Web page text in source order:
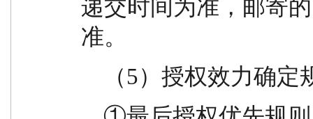
递交时间为准，邮寄
准。
（5）授权效力确定